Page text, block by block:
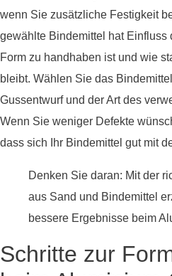
wenn Sie zusätzliche Festigkeit
gewählte Bindemittel hat Einfluss
Form zu handhaben ist und wie
bleibt. Wählen Sie das
Gussentwurf und der Art des
Wenn Sie weniger Defekte
dass sich Ihr Bindemittel gut mit
Denken Sie daran: Mit der
aus Sand und Bindemittel
bessere Ergebnisse beim
Schritte zur